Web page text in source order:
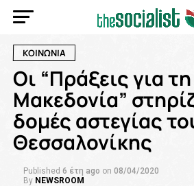
ΚΟΙΝΩΝΙΑ
Οι “Πράξεις για τη
Μακεδονία”
δομές αστεγίας
Θεσσαλονίκης
Published 6 έτη ago on 08/04/2020
By NEWSROOM